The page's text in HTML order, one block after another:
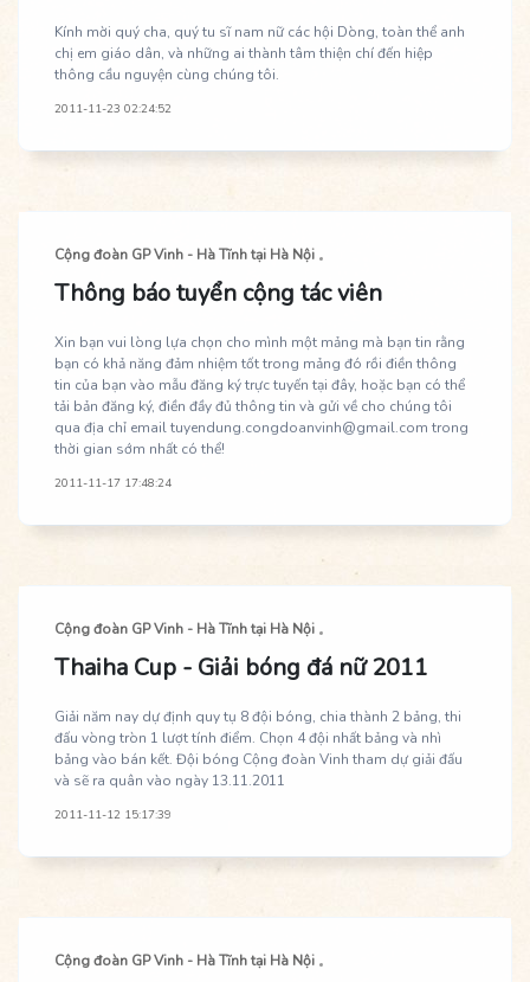
Kính mời quý cha, quý tu sĩ nam nữ các hội Dòng, toàn thể anh
chị em giáo dân, và những ai thành tâm thiện chí đến hiệp
thông cầu nguyện cùng chúng tôi.
2011-11-23 02:24:52
Cộng đoàn GP Vinh - Hà Tĩnh tại Hà Nội
Thông báo tuyển cộng tác viên
Xin bạn vui lòng lựa chọn cho mình một mảng mà bạn tin rằng
bạn có khả năng đảm nhiệm tốt trong mảng đó rồi điền thông
tin của bạn vào mẫu đăng ký trực tuyến tại đây, hoặc bạn có thể
tải bản đăng ký, điền đầy đủ thông tin và gửi về cho chúng tôi
qua địa chỉ email tuyendung.congdoanvinh@gmail.com trong
thời gian sớm nhất có thể!
2011-11-17 17:48:24
Cộng đoàn GP Vinh - Hà Tĩnh tại Hà Nội
Thaiha Cup - Giải bóng đá nữ 2011
Giải năm nay dự định quy tụ 8 đội bóng, chia thành 2 bảng, thi
đấu vòng tròn 1 lượt tính điểm. Chọn 4 đội nhất bảng và nhì
bảng vào bán kết. Đội bóng Cộng đoàn Vinh tham dự giải đấu
và sẽ ra quân vào ngày 13.11.2011
2011-11-12 15:17:39
Cộng đoàn GP Vinh - Hà Tĩnh tại Hà Nội